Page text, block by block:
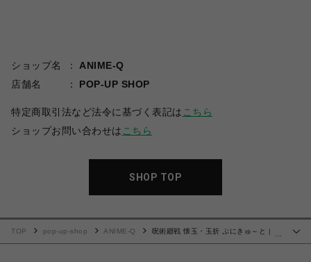
ショップ名
ANIME-Q
店舗名
POP-UP SHOP
特定商取引法など法令に基づく表記は こちら
ショップお問い合わせは こちら
SHOP TOP
TOP pop-up-shop ANIME-Q
呪術廻戦 懐玉・玉折 ぷにきゅ～と | ラ